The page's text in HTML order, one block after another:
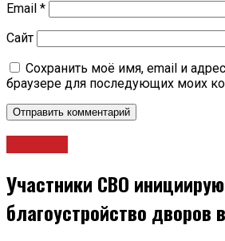
Email *
Сайт
Сохранить моё имя, email и
браузере для последующих моих
Участники СВО
благоустройство дворов